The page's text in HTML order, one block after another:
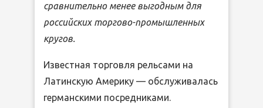
сравнительно менее выгодным для
российских торгово-промышленных
кругов.
Известная торговля рельсами на
Латинскую Америку — обслуживалась
германскими посредниками.